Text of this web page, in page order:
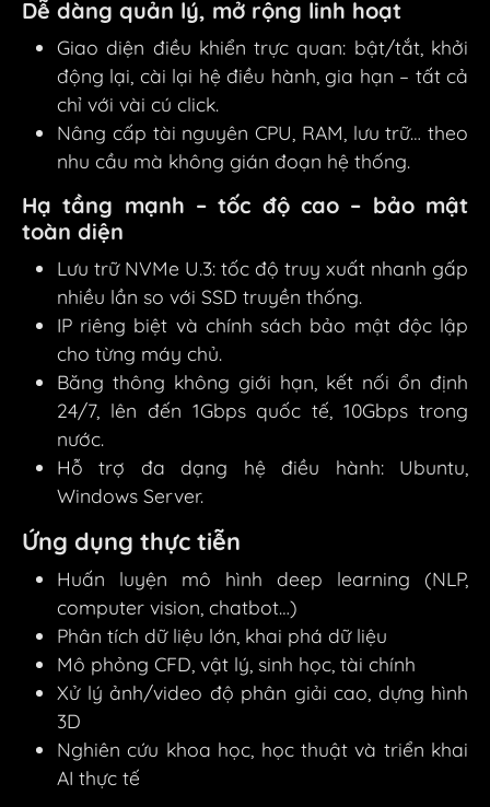
Dễ dàng quản lý, mở rộng linh hoạt
Giao diện điều khiển trực quan: bật/tắt, khởi
động lại, cài lại hệ điều hành, gia hạn – tất cả
chỉ với vài cú click.
Nâng cấp tài nguyên CPU, RAM, lưu trữ… theo
nhu cầu mà không gián đoạn hệ thống.
Hạ tầng mạnh – tốc độ cao – bảo mật
toàn diện
Lưu trữ NVMe U.3: tốc độ truy xuất nhanh gấp
nhiều lần so với SSD truyền thống.
IP riêng biệt và chính sách bảo mật độc lập
cho từng máy chủ.
Băng thông không giới hạn, kết nối ổn định
24/7, lên đến 1Gbps quốc tế, 10Gbps trong
nước.
Hỗ trợ đa dạng hệ điều hành: Ubuntu,
Windows Server.
Ứng dụng thực tiễn
Huấn luyện mô hình deep learning (NLP,
computer vision, chatbot…)
Phân tích dữ liệu lớn, khai phá dữ liệu
Mô phỏng CFD, vật lý, sinh học, tài chính
Xử lý ảnh/video độ phân giải cao, dựng hình
3D
Nghiên cứu khoa học, học thuật và triển khai
AI thực tế